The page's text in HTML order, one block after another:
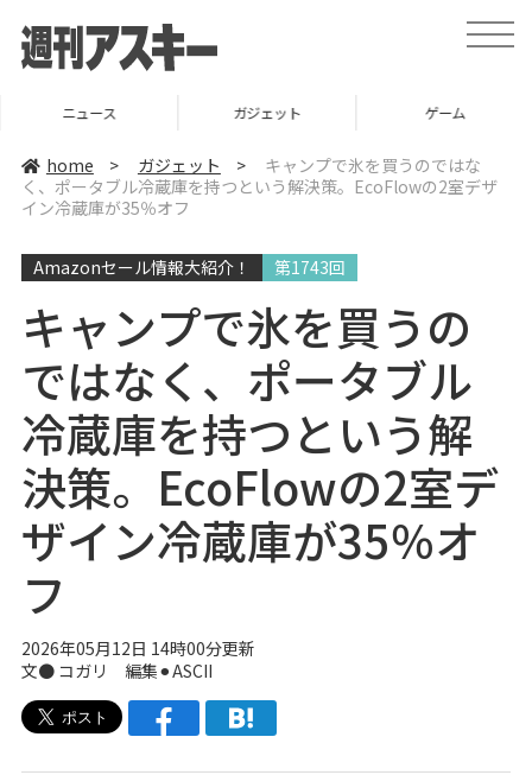
t
o
i
ニュース ガジェット ゲーム
home > ガジェット >
キャンプで氷を買うのではな
く、ポータブル冷蔵庫を持つという解決策。EcoFlowの2室デザ
イン冷蔵庫が35％オフ
Amazonセール情報大紹介！ 第1743回
キャンプで氷を買うの
ではなく、ポータブル
冷蔵庫を持つという解
決策。EcoFlowの2室デ
ザイン冷蔵庫が35％オ
フ
2026年05月12日 14時00分更新
文● コガリ 編集⚫︎ASCII